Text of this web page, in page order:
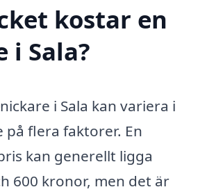
kostar en
i Sala?
i Sala kan variera i
på flera faktorer. En
kan generellt ligga
600 kronor, men det är